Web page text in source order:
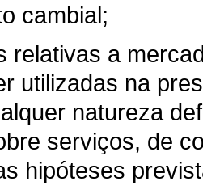
cambial;
relativas a
utilizadas na
natureza
serviços, de
hipóteses